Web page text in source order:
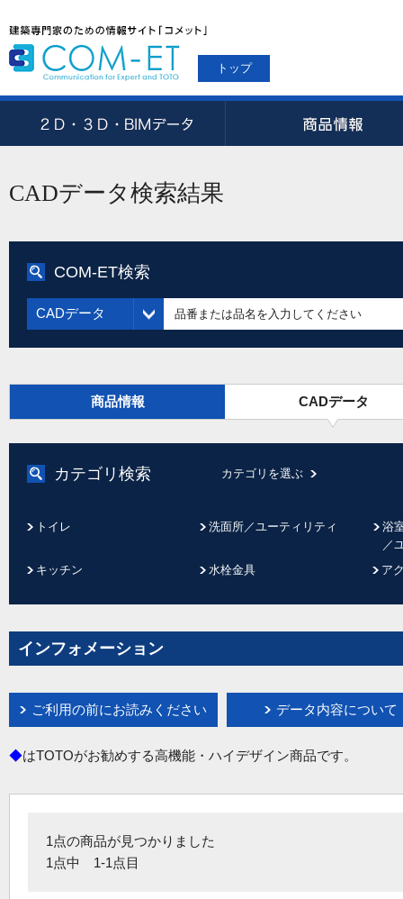
トップ
CADデータ検索結果
COM-ET検索
CADデータ
商品情報 CADデータ
カテゴリ検索 カテゴリを選ぶ
トイレ 洗面所／ユーティリティ
浴
／
キッチン
水栓金具 ア
インフォメーション
ご利用の前にお読みください データ内容について
◆はTOTOがお勧めする高機能・ハイデザイン商品です。
1点の商品が見つかりました
1点中 1-1点目